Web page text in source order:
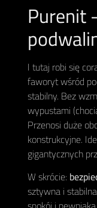
Purenit
I tutaj robi się
faworyt wśród
stabilny. Bez
wypustami
Przenosi duże
konstrukcyjne.
gigantycznych
W skrócie:
sztywna i